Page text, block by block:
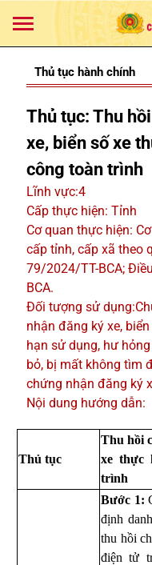
Thủ tục hành chính
Thủ tục: Thu
xe, biển số xe
công toàn trình
Lĩnh vực:4
Cấp thực hiện: Tỉnh
Cơ quan thực hiện:
cấp tỉnh, cấp xã theo
79/2024/TT-BCA;
BCA.
Đối tượng sử
nhận đăng ký xe,
hạn sử dụng, hư
bỏ, bị mất không tìm
chứng nhận đăng ký
Nội dung hướng dẫn:
Thủ tục
Thu hồi
xe thực
trình
Bước 1:
định
thu hồi
điện tử